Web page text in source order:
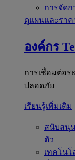
การจัดก
ดูแผนและราค
องค์กร
การเชื่อมต่อร
ปลอดภัย
เรียนรู้เพิ่มเติม
สนับสนุ
ตัว
เทคโนโ